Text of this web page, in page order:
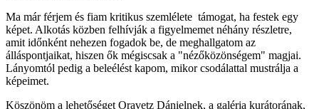
Ma már férjem és fiam kritikus szemlélete támogat, ha festek egy
képet. Alkotás közben felhívják a figyelmemet néhány részletre,
amit időnként nehezen fogadok be, de meghallgatom az
álláspontjaikat, hiszen ők mégiscsak a "nézőközönségem" magjai.
Lányomtól pedig a beleélést kapom, mikor csodálattal mustrálja a
képeimet.
Köszönöm a lehetőséget Oravetz Dánielnek, a galéria kurátorának,